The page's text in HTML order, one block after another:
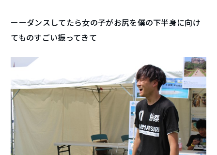
ーーダンスしてたら女の子がお尻を僕の下半身に向け
てものすごい振ってきて